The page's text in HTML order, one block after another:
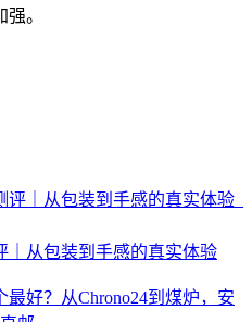
。
｜从包装到手感的真实体验